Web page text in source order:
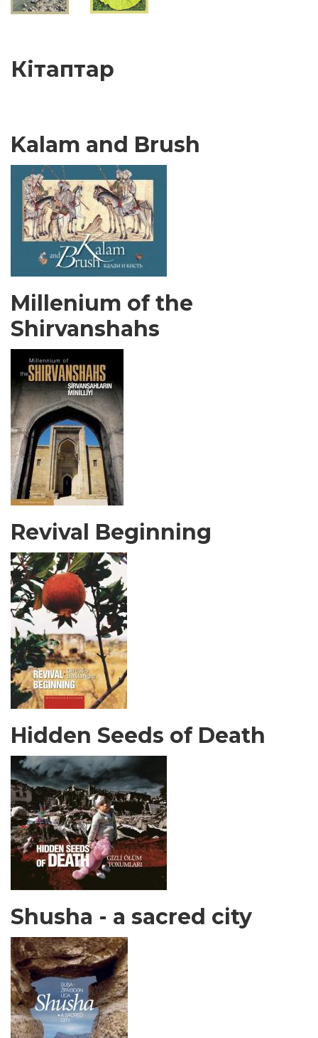
Кітаптар
Kalam and Brush
Millenium of the
Shirvanshahs
Revival Beginning
Hidden Seeds of Death
Shusha - a sacred city